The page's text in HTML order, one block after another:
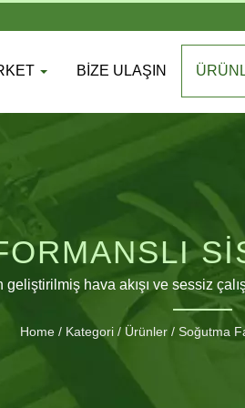
BIZE ULAŞIN
geliştirilmiş hava akışı ve sessiz
Home / Kategori / Ürünler / Soğutma